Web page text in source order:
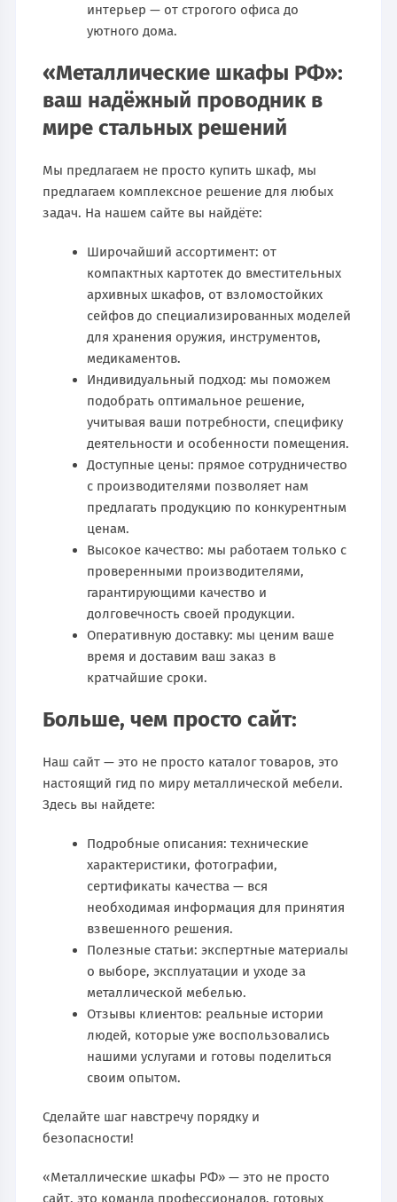
интерьер — от строгого офиса до
уютного дома.
«Металлические шкафы РФ»:
ваш надёжный проводник в
мире стальных решений
Мы предлагаем не просто купить шкаф, мы
предлагаем комплексное решение для любых
задач. На нашем сайте вы найдёте:
Широчайший ассортимент: от
компактных картотек до вместительных
архивных шкафов, от взломостойких
сейфов до специализированных моделей
для хранения оружия, инструментов,
медикаментов.
Индивидуальный подход: мы поможем
подобрать оптимальное решение,
учитывая ваши потребности, специфику
деятельности и особенности помещения.
Доступные цены: прямое сотрудничество
с производителями позволяет нам
предлагать продукцию по конкурентным
ценам.
Высокое качество: мы работаем только с
проверенными производителями,
гарантирующими качество и
долговечность своей продукции.
Оперативную доставку: мы ценим ваше
время и доставим ваш заказ в
кратчайшие сроки.
Больше, чем просто сайт:
Наш сайт — это не просто каталог товаров, это
настоящий гид по миру металлической мебели.
Здесь вы найдете:
Подробные описания: технические
характеристики, фотографии,
сертификаты качества — вся
необходимая информация для принятия
взвешенного решения.
Полезные статьи: экспертные материалы
о выборе, эксплуатации и уходе за
металлической мебелью.
Отзывы клиентов: реальные истории
людей, которые уже воспользовались
нашими услугами и готовы поделиться
своим опытом.
Сделайте шаг навстречу порядку и
безопасности!
«Металлические шкафы РФ» — это не просто
сайт, это команда профессионалов, готовых